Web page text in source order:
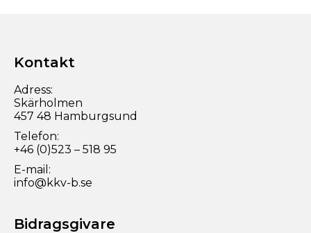
Kontakt
Adress:
Skärholmen
457 48 Hamburgsund
Telefon:
+46 (0)523 – 518 95
E-mail:
info@kkv-b.se
Bidragsgivare